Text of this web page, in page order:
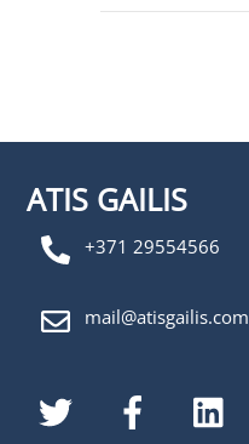
ATIS GAILIS
+371 29554566
mail@atisgailis.com
Twitter Facebook